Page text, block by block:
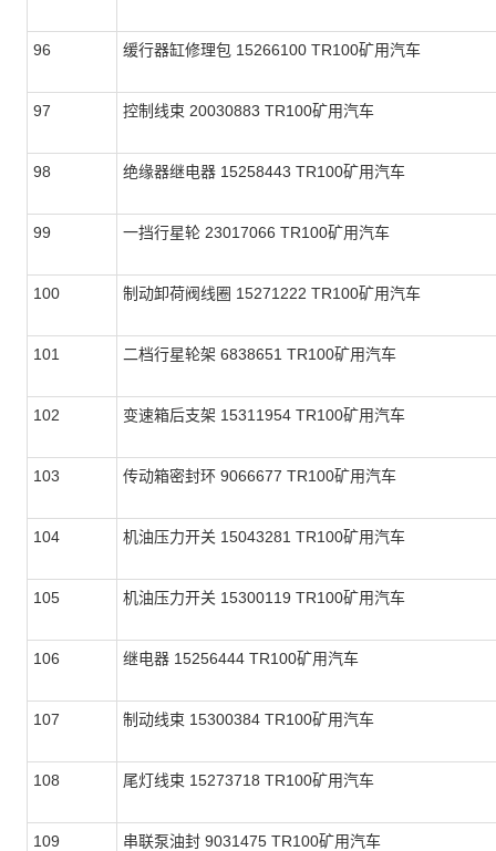
96 缓行器缸修理包 15266100 TR100矿用汽车
97 控制线束 20030883 TR100矿用汽车
98 绝缘器继电器 15258443 TR100矿用汽车
99 一挡行星轮 23017066 TR100矿用汽车
100 制动卸荷阀线圈 15271222 TR100矿用汽车
101 二档行星轮架 6838651 TR100矿用汽车
102 变速箱后支架 15311954 TR100矿用汽车
103 传动箱密封环 9066677 TR100矿用汽车
104 机油压力开关 15043281 TR100矿用汽车
105 机油压力开关 15300119 TR100矿用汽车
106 继电器 15256444 TR100矿用汽车
107 制动线束 15300384 TR100矿用汽车
108 尾灯线束 15273718 TR100矿用汽车
109 串联泵油封 9031475 TR100矿用汽车